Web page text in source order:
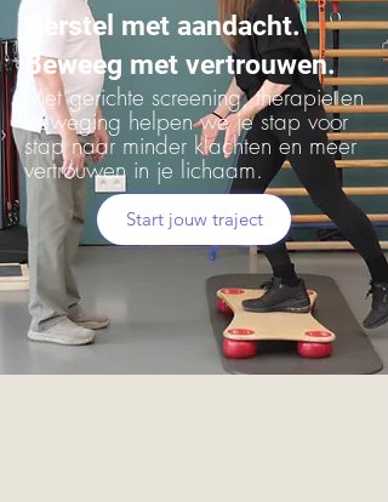
Herstel met aandacht.
Beweeg met vertrouwen.
Met gerichte screening, therapie en
beweging helpen we je stap voor
stap naar minder klachten en meer
vertrouwen in je lichaam.
Start jouw traject